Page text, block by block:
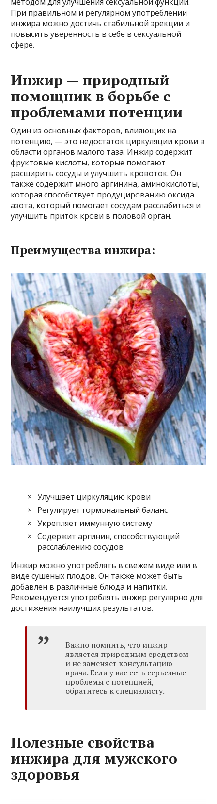
При правильном и регулярном употреблении
инжира можно достичь стабильной эрекции и
повысить уверенность в себе в сексуальной
сфере.
Инжир — природный
помощник в борьбе с
проблемами потенции
Один из основных факторов, влияющих на
потенцию, — это недостаток циркуляции крови в
области органов малого таза. Инжир содержит
фруктовые кислоты, которые помогают
расширить сосуды и улучшить кровоток. Он
также содержит много аргинина, аминокислоты,
которая способствует продуцированию оксида
азота, который помогает сосудам расслабиться и
улучшить приток крови в половой орган.
Преимущества инжира:
Улучшает циркуляцию крови
Регулирует гормональный баланс
Укрепляет иммунную систему
Содержит аргинин, способствующий
расслаблению сосудов
Инжир можно употреблять в свежем виде или в
виде сушеных плодов. Он также может быть
добавлен в различные блюда и напитки.
Рекомендуется употреблять инжир регулярно для
достижения наилучших результатов.
Важно помнить, что инжир
является природным средством
и не заменяет консультацию
врача. Если у вас есть серьезные
проблемы с потенцией,
обратитесь к специалисту.
Полезные свойства
инжира для мужского
здоровья